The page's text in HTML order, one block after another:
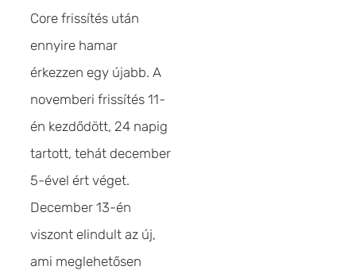
Core frissítés után
ennyire hamar
érkezzen egy újabb. A
novemberi frissítés 11-
én kezdődött, 24 napig
tartott, tehát december
5-ével ért véget.
December 13-én
viszont elindult az új,
ami meglehetősen